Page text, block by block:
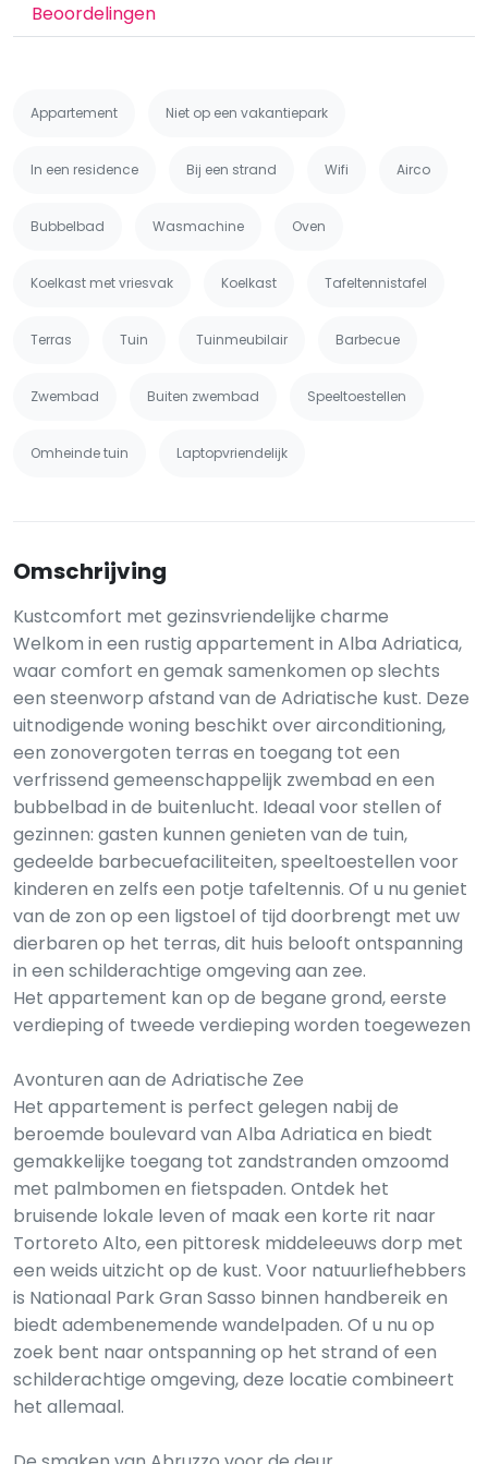
Beoordelingen
Appartement Niet op een vakantiepark
In een residence Bij een strand Wifi Airco
Bubbelbad Wasmachine Oven
Koelkast met vriesvak Koelkast Tafeltennistafel
Terras Tuin Tuinmeubilair Barbecue
Zwembad Buiten zwembad Speeltoestellen
Omheinde tuin Laptopvriendelijk
Omschrijving
Kustcomfort met gezinsvriendelijke charme
Welkom in een rustig appartement in Alba Adriatica,
waar comfort en gemak samenkomen op slechts
een steenworp afstand van de Adriatische kust. Deze
uitnodigende woning beschikt over airconditioning,
een zonovergoten terras en toegang tot een
verfrissend gemeenschappelijk zwembad en een
bubbelbad in de buitenlucht. Ideaal voor stellen of
gezinnen: gasten kunnen genieten van de tuin,
gedeelde barbecuefaciliteiten, speeltoestellen voor
kinderen en zelfs een potje tafeltennis. Of u nu geniet
van de zon op een ligstoel of tijd doorbrengt met uw
dierbaren op het terras, dit huis belooft ontspanning
in een schilderachtige omgeving aan zee.
Het appartement kan op de begane grond, eerste
verdieping of tweede verdieping worden toegewezen
Avonturen aan de Adriatische Zee
Het appartement is perfect gelegen nabij de
beroemde boulevard van Alba Adriatica en biedt
gemakkelijke toegang tot zandstranden omzoomd
met palmbomen en fietspaden. Ontdek het
bruisende lokale leven of maak een korte rit naar
Tortoreto Alto, een pittoresk middeleeuws dorp met
een weids uitzicht op de kust. Voor natuurliefhebbers
is Nationaal Park Gran Sasso binnen handbereik en
biedt adembenemende wandelpaden. Of u nu op
zoek bent naar ontspanning op het strand of een
schilderachtige omgeving, deze locatie combineert
het allemaal.